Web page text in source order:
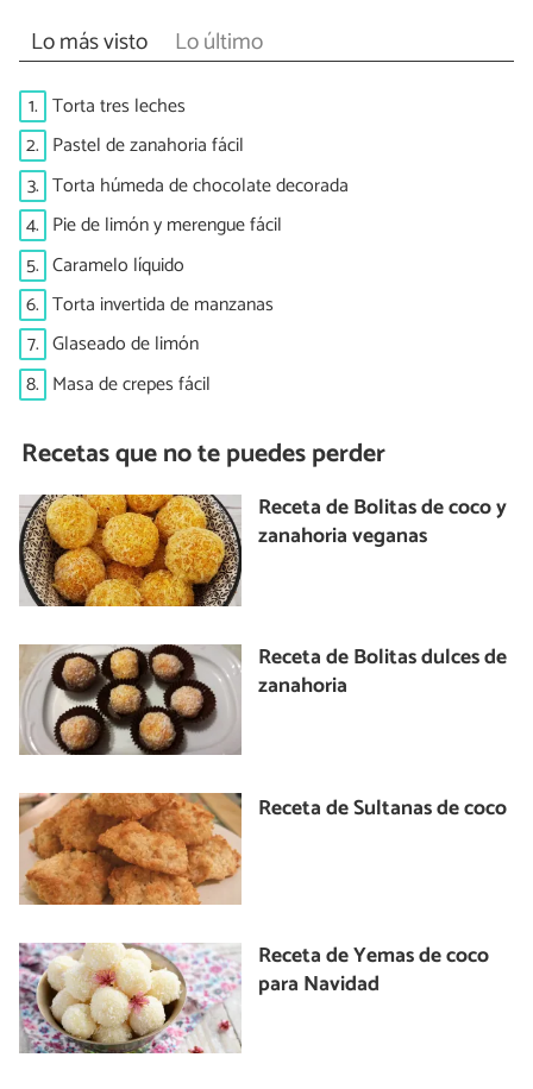
Lo más visto Lo último
1. Torta tres leches
2. Pastel de zanahoria fácil
3. Torta húmeda de chocolate decorada
4. Pie de limón y merengue fácil
5. Caramelo líquido
6. Torta invertida de manzanas
7. Glaseado de limón
8. Masa de crepes fácil
Recetas que no te puedes perder
Receta de Bolitas de coco y
zanahoria veganas
Receta de Bolitas dulces de
zanahoria
Receta de Sultanas de coco
Receta de Yemas de coco
para Navidad